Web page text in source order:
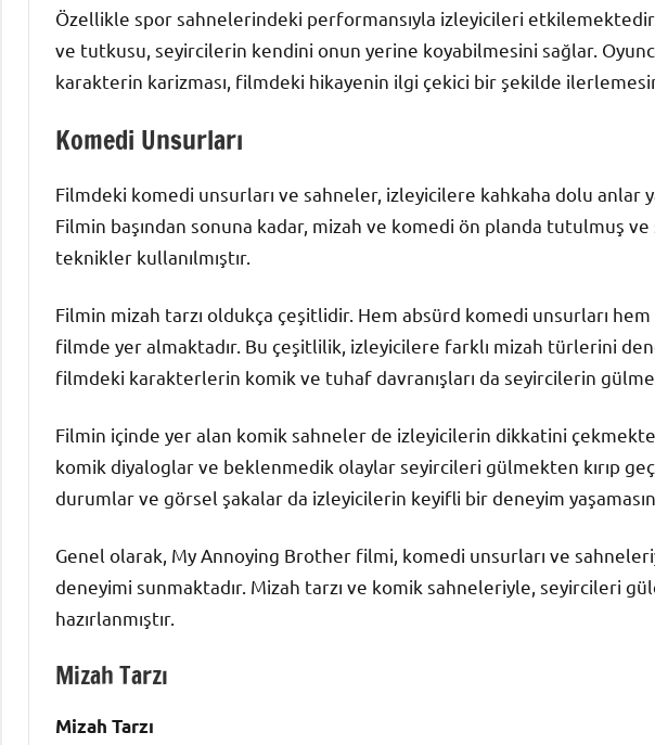
Özellikle spor sahnelerindeki performansıyla izleyicileri
ve tutkusu, seyircilerin kendini onun yerine koyabilmesini sağlar.
karakterin karizması, filmdeki hikayenin ilgi çekici bir şekilde
Komedi Unsurları
Filmdeki komedi unsurları ve sahneler, izleyicilere kahkaha dolu anlar
Filmin başından sonuna kadar, mizah ve komedi ön planda tutulmuş
teknikler kullanılmıştır.
Filmin mizah tarzı oldukça çeşitlidir. Hem absürd komedi unsurları
filmde yer almaktadır. Bu çeşitlilik, izleyicilere farklı mizah türlerini
filmdeki karakterlerin komik ve tuhaf davranışları da seyircilerin
Filmin içinde yer alan komik sahneler de izleyicilerin dikkatini
komik diyaloglar ve beklenmedik olaylar seyircileri gülmekten kırıp
durumlar ve görsel şakalar da izleyicilerin keyifli bir deneyim
Genel olarak, My Annoying Brother filmi, komedi unsurları ve
deneyimi sunmaktadır. Mizah tarzı ve komik sahneleriyle, seyircileri
hazırlanmıştır.
Mizah Tarzı
Mizah Tarzı